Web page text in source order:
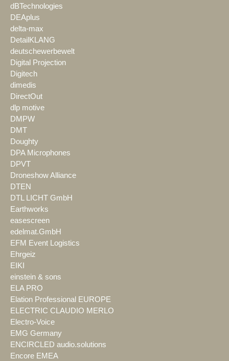
dBTechnologies
DEAplus
delta-max
DetailKLANG
deutschewerbewelt
Digital Projection
Digitech
dimedis
DirectOut
dlp motive
DMPW
DMT
Doughty
DPA Microphones
DPVT
Droneshow Alliance
DTEN
DTL LICHT GmbH
Earthworks
easescreen
edelmat.GmbH
EFM Event Logistics
Ehrgeiz
EIKI
einstein & sons
ELA PRO
Elation Professional EUROPE
ELECTRIC CLAUDIO MERLO
Electro-Voice
EMG Germany
ENCIRCLED audio.solutions
Encore EMEA